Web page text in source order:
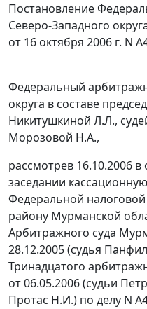
Постановление
Северо-Западного
от 16 октября 2006 г. N
Федеральный
округа в составе
Никитушкиной Л.Л.,
Морозовой Н.А.,
рассмотрев 16.10.2006
заседании
Федеральной
району Мурманской
Арбитражного суда
28.12.2005 (судья
Тринадцатого
от 06.05.2006 (судьи
Протас Н.И.) по делу N